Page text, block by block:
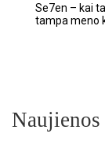
Se7en – kai
tampa meno